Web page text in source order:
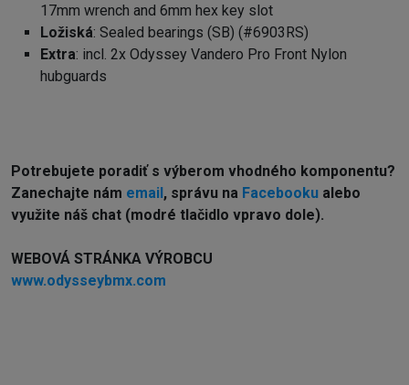
17mm wrench and 6mm hex key slot
Ložiská: Sealed bearings (SB) (#6903RS)
Extra: incl. 2x Odyssey Vandero Pro Front Nylon
hubguards
Potrebujete poradiť s výberom vhodného komponentu?
Zanechajte nám email, správu na Facebooku alebo
využite náš chat (modré tlačidlo vpravo dole).
WEBOVÁ STRÁNKA VÝROBCU
www.odysseybmx.com